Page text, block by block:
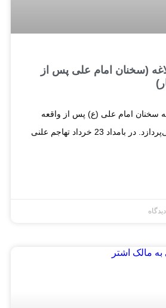
البلاغه (سخنان امام علی پس از
به سخنان امام علی (ع) پس از واقعه
تهاجم به شهر انبار می‌پردازد. در بامداد 23 خرداد تهاجم علنی